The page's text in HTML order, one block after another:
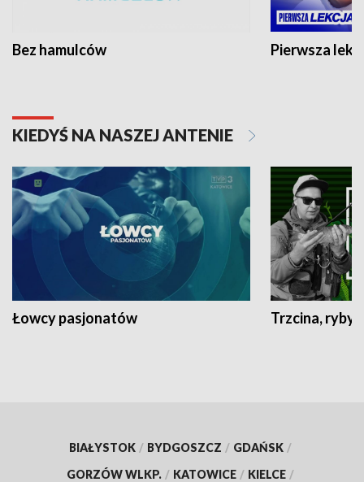
Bez hamulców Pierwsza
KIEDYŚ NA NASZEJ ANTENIE
Łowcy pasjonatów Trzcina, ryby
BIAŁYSTOK / BYDGOSZCZ / GDAŃSK /
GORZÓW WLKP. / KATOWICE / KIELCE /